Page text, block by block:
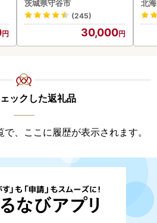
茨城県守谷市
(245)
30,000
北
ックした返礼品
、ここに履歴が表示されます。